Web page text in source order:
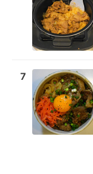
7